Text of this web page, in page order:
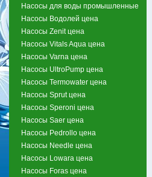
Насосы для воды промышленные
Насосы Водолей цена
Насосы Zenit цена
Насосы Vitals Aqua цена
Насосы Varna цена
Насосы UltroPump цена
Насосы Termowater цена
Насосы Sprut цена
Насосы Speroni цена
Насосы Saer цена
Насосы Pedrollo цена
Насосы Needle цена
Насосы Lowara цена
Насосы Foras цена